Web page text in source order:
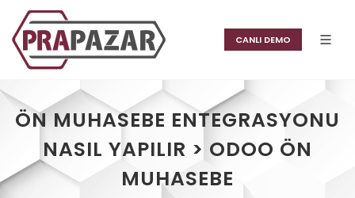
CANLI DEMO
ÖN MUHASEBE ENTEGRASYONU
NASIL YAPILIR > ODOO ÖN
MUHASEBE